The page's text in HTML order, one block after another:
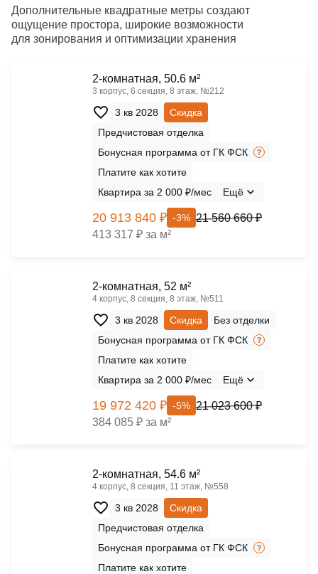
Дополнительные квадратные метры создают
ощущение простора, широкие возможности
для зонирования и оптимизации хранения
2-комнатная, 50.6 м²
3 корпус, 6 секция, 8 этаж, №212
3 кв 2028
Скидка
Предчистовая отделка
Бонусная программа от ГК ФСК
Платите как хотите
Квартира за 2 000 ₽/мес
Ещё
20 913 840 ₽ -3% 21 560 660 ₽
413 317 ₽ за м²
2-комнатная, 52 м²
4 корпус, 8 секция, 8 этаж, №511
3 кв 2028 Скидка
Без отделки
Бонусная программа от ГК ФСК
Платите как хотите
Квартира за 2 000 ₽/мес
Ещё
19 972 420 ₽ -5% 21 023 600 ₽
384 085 ₽ за м²
2-комнатная, 54.6 м²
4 корпус, 8 секция, 11 этаж, №558
3 кв 2028
Скидка
Предчистовая отделка
Бонусная программа от ГК ФСК
Платите как хотите